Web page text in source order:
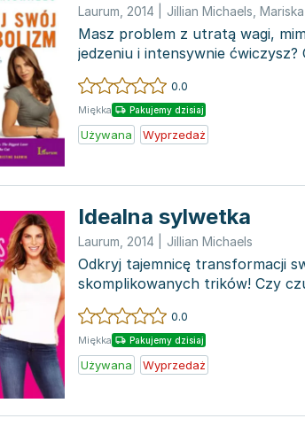
Laurum 2014 Jillian Michaels
Masz problem z utratą wagi,
jedzeniu i intensywnie
pomiędzy tymi...
0.0
Miękka Pakujemy dzisiaj
Używana Wyprzedaż
Idealna sylwetka
Laurum 2014 Jillian Michaels
Odkryj tajemnicę transformacji
skomplikowanych trików! Czy
sprzeczny...
0.0
Miękka Pakujemy dzisiaj
Używana Wyprzedaż